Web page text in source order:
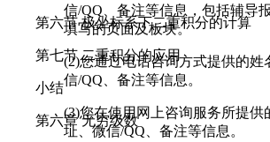
第六节 极坐标系下二重积分的计算
第七节 二重积分的应用
小结
第六章 无穷级数
信/QQ、备注等信息，包括辅导
填写的页面及板块。
(2)您通过电话咨询方式提供的姓
信/QQ、备注等信息。
(3)您在使用网上咨询服务所提供
址、微信/QQ、备注等信息。